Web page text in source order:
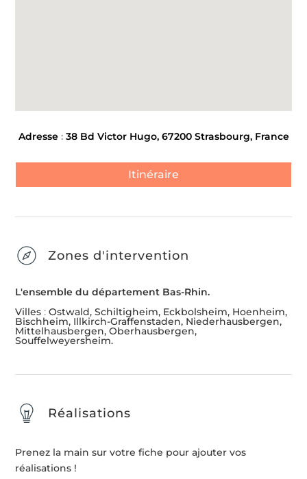
Adresse: 38 Bd Victor Hugo, 67200 Strasbourg, France
Itinéraire
Zones d'intervention
L'ensemble du département Bas-Rhin.
Villes :Ostwald, Schiltigheim, Eckbolsheim, Hoenheim,
Bischheim, Illkirch-Graffenstaden, Niederhausbergen,
Mittelhausbergen, Oberhausbergen,
Souffelweyersheim.
Réalisations
Prenez la main sur votre fiche pour ajouter vos
réalisations !